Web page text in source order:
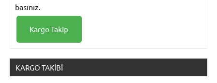
basınız.
KARGO TAKIBI